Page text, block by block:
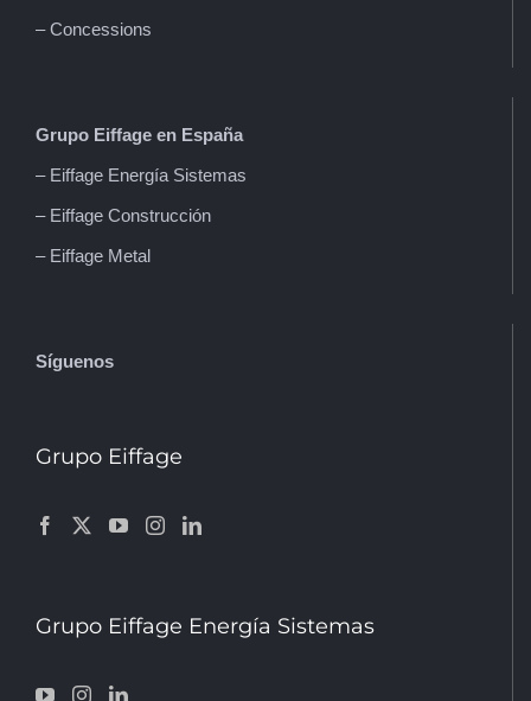
– Concessions
Grupo Eiffage en España
– Eiffage Energía Sistemas
– Eiffage Construcción
– Eiffage Metal
Síguenos
Grupo Eiffage
Grupo Eiffage Energía Sistemas